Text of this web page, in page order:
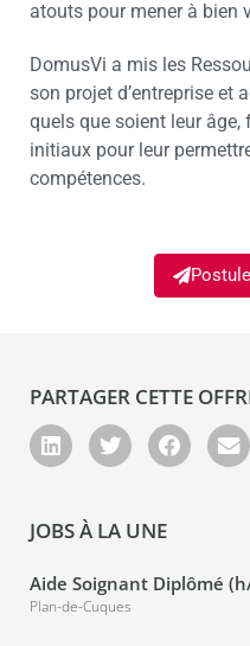
atouts pour mener à bien
DomusVi a mis les
son projet d’entreprise et
quels que soient leur
initiaux pour leur
compétences.
PARTAGER CETTE
JOBS À LA UNE
Aide Soignant Diplômé
Plan-de-Cuques